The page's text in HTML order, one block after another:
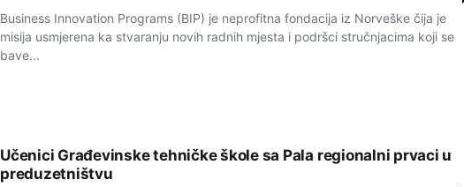
Business Innovation Programs (BIP) je neprofitna fondacija iz Norveške čija je
misija usmjerena ka stvaranju novih radnih mjesta i podršci stručnjacima koji se
bave...
Učenici Građevinske tehničke škole sa Pala regionalni prvaci u
preduzetništvu